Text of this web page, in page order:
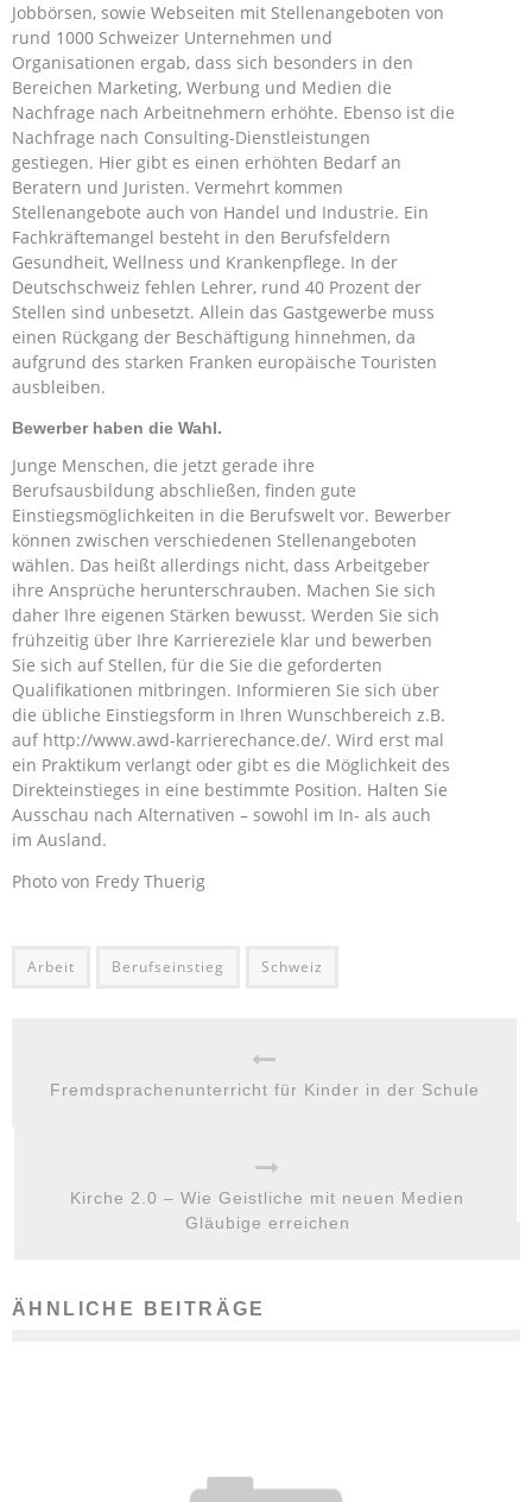
Jobbörsen, sowie Webseiten mit Stellenangeboten von
rund 1000 Schweizer Unternehmen und
Organisationen ergab, dass sich besonders in den
Bereichen Marketing, Werbung und Medien die
Nachfrage nach Arbeitnehmern erhöhte. Ebenso ist die
Nachfrage nach Consulting-Dienstleistungen
gestiegen. Hier gibt es einen erhöhten Bedarf an
Beratern und Juristen. Vermehrt kommen
Stellenangebote auch von Handel und Industrie. Ein
Fachkräftemangel besteht in den Berufsfeldern
Gesundheit, Wellness und Krankenpflege. In der
Deutschschweiz fehlen Lehrer, rund 40 Prozent der
Stellen sind unbesetzt. Allein das Gastgewerbe muss
einen Rückgang der Beschäftigung hinnehmen, da
aufgrund des starken Franken europäische Touristen
ausbleiben.
Bewerber haben die Wahl.
Junge Menschen, die jetzt gerade ihre
Berufsausbildung abschließen, finden gute
Einstiegsmöglichkeiten in die Berufswelt vor. Bewerber
können zwischen verschiedenen Stellenangeboten
wählen. Das heißt allerdings nicht, dass Arbeitgeber
ihre Ansprüche herunterschrauben. Machen Sie sich
daher Ihre eigenen Stärken bewusst. Werden Sie sich
frühzeitig über Ihre Karriereziele klar und bewerben
Sie sich auf Stellen, für die Sie die geforderten
Qualifikationen mitbringen. Informieren Sie sich über
die übliche Einstiegsform in Ihren Wunschbereich z.B.
auf http://www.awd-karrierechance.de/. Wird erst mal
ein Praktikum verlangt oder gibt es die Möglichkeit des
Direkteinstieges in eine bestimmte Position. Halten Sie
Ausschau nach Alternativen – sowohl im In- als auch
im Ausland.
Photo von Fredy Thuerig
Arbeit Berufseinstieg Schweiz
Fremdsprachenunterricht für Kinder in der Schule
Kirche 2.0 – Wie Geistliche mit neuen Medien
Gläubige erreichen
ÄHNLICHE BEITRÄGE